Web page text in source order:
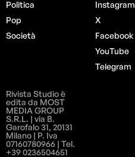
Politica
Pop
Società
Instagram
X
Facebook
YouTube
Telegram
Rivista Studio è
edita da MOST
MEDIA GROUP
S.R.L. | via B.
Garofalo 31, 20131
Milano | P. Iva
07160780966 | Tel.
+39 0236504651